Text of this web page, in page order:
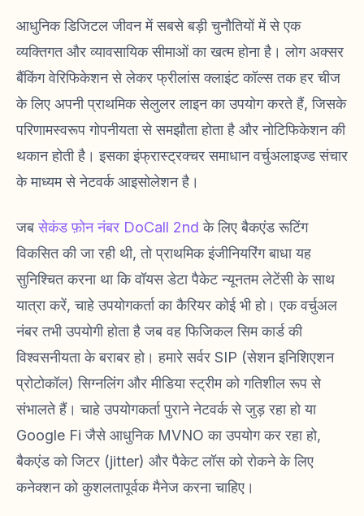
आधुनिक डिजिटल जीवन में सबसे बड़ी चुनौतियों में से एक
व्यक्तिगत और व्यावसायिक सीमाओं का खत्म होना है। लोग अक्सर
बैंकिंग वेरिफिकेशन से लेकर फ्रीलांस क्लाइंट कॉल्स तक हर चीज
के लिए अपनी प्राथमिक सेलुलर लाइन का उपयोग करते हैं, जिसके
परिणामस्वरूप गोपनीयता से समझौता होता है और नोटिफिकेशन की
थकान होती है। इसका इंफ्रास्ट्रक्चर समाधान वर्चुअलाइज्ड संचार
के माध्यम से नेटवर्क आइसोलेशन है।
जबसेकंड फ़ोन नंबर DoCall 2nd के लिए बैकएंड रूटिंग
विकसित की जा रही थी, तो प्राथमिक इंजीनियरिंग बाधा यह
सुनिश्चित करना था कि वॉयस डेटा पैकेट न्यूनतम लेटेंसी के साथ
यात्रा करें, चाहे उपयोगकर्ता का कैरियर कोई भी हो। एक वर्चुअल
नंबर तभी उपयोगी होता है जब वह फिजिकल सिम कार्ड की
विश्वसनीयता के बराबर हो। हमारे सर्वर SIP (सेशन इनिशिएशन
प्रोटोकॉल) सिग्नलिंग और मीडिया स्ट्रीम को गतिशील रूप से
संभालते हैं। चाहे उपयोगकर्ता पुराने नेटवर्क से जुड़ रहा हो या
Google Fi जैसे आधुनिक MVNO का उपयोग कर रहा हो,
बैकएंड को जिटर (jitter) और पैकेट लॉस को रोकने के लिए
कनेक्शन को कुशलतापूर्वक मैनेज करना चाहिए।